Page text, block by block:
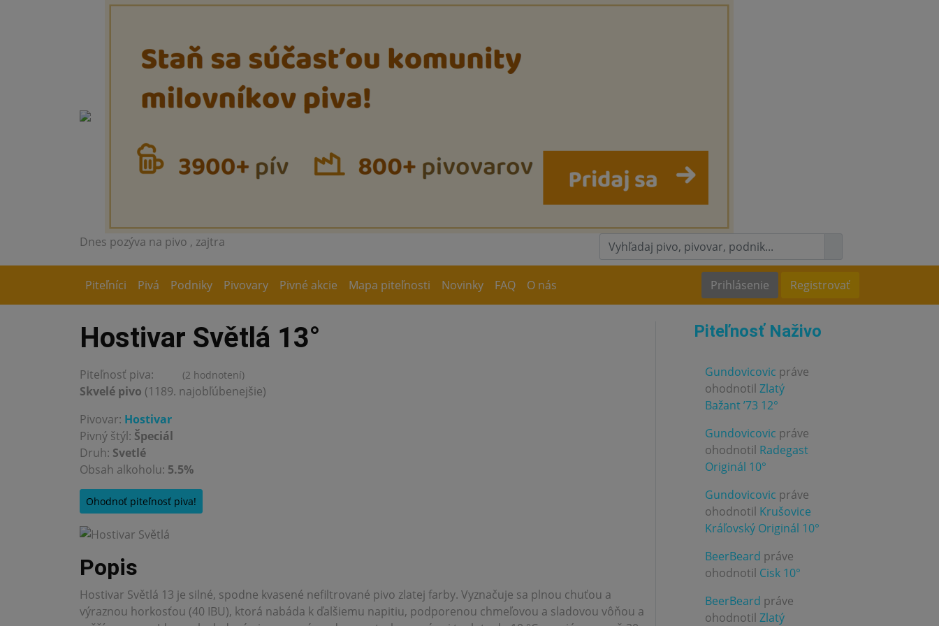
Dnes pozýva na pivo , zajtra
Piteľníci Pivá Podniky Pivovary Pivné akcie Mapa piteľnosti Novinky FAQ O nás Prihlásenie Registrovať
Hostivar Světlá 13°
Piteľnosť piva: (2 hodnotení)
Skvelé pivo (1189. najobľúbenejšie)
Pivovar: Hostivar
Pivný štýl: Špeciál
Druh: Svetlé
Obsah alkoholu: 5.5%
Ohodnoť piteľnosť piva!
Popis
Hostivar Světlá 13 je silné, spodne kvasené nefiltrované pivo zlatej farby. Vyznačuje sa plnou chuťou a
výraznou horkosťou (40 IBU), ktorá nabáda k ďalšiemu napitiu, podporenou chmeľovou a sladovou vôňou a
Piteľnosť Naživo
Gundovicovic práve
ohodnotil Zlatý
Bažant ’73 12°
Gundovicovic práve
ohodnotil Radegast
Originál 10°
Gundovicovic práve
ohodnotil Krušovice
Kráľovský Originál 10°
BeerBeard práve
ohodnotil Cisk 10°
BeerBeard práve
ohodnotil Zlatý